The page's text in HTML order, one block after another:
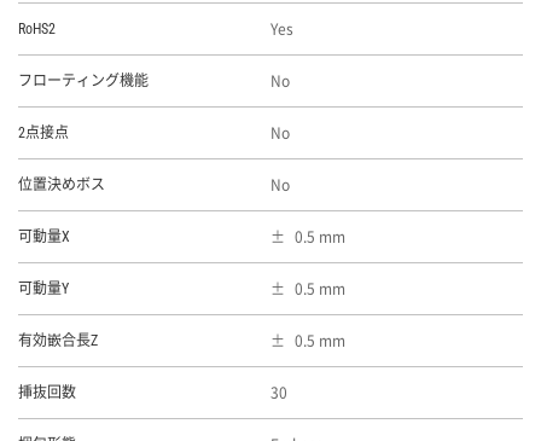
RoHS2 Yes
フローティング機能 No
2点接点 No
位置決めボス No
可動量X 0.5 mm
可動量Y 0.5 mm
有効嵌合長Z 0.5 mm
挿抜回数 30